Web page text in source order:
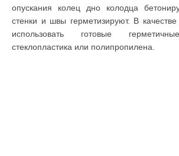
опускания колец дно колодца
стенки и швы герметизируют. В
использовать готовые
стеклопластика или полипропилена.